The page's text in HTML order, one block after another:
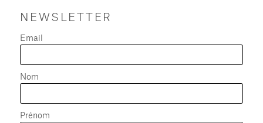
NEWSLETTER
Email
Nom
Prénom